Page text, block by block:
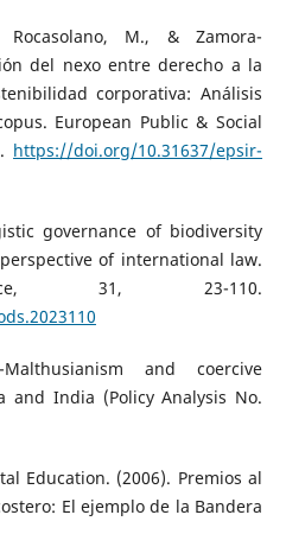
Rocasolano, M., & Zamora-
del nexo entre derecho a la
corporativa: Análisis
European Public & Social
https://doi.org/10.31637/epsir-
governance of biodiversity
of international law.
31, 23-110.
and coercive
and India (Policy Analysis No.
Education. (2006). Premios al
El ejemplo de la Bandera